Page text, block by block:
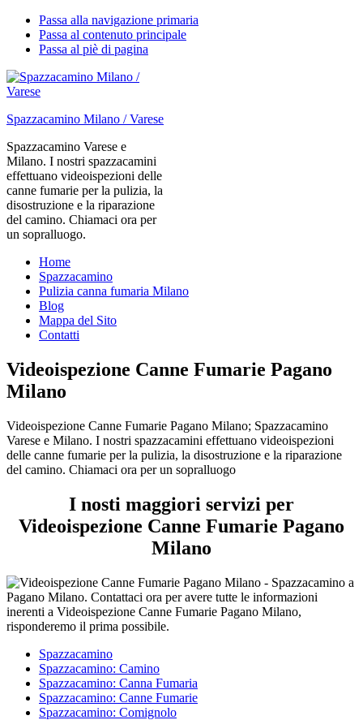
Passa alla navigazione primaria
Passa al contenuto principale
Passa al piè di pagina
Spazzacamino Milano / Varese
Spazzacamino Varese e
Milano. I nostri spazzacamini
effettuano videoispezioni delle
canne fumarie per la pulizia, la
disostruzione e la riparazione
del camino. Chiamaci ora per
un sopralluogo.
Home
Spazzacamino
Pulizia canna fumaria Milano
Blog
Mappa del Sito
Contatti
Videoispezione Canne Fumarie Pagano
Milano
Videoispezione Canne Fumarie Pagano Milano; Spazzacamino
Varese e Milano. I nostri spazzacamini effettuano videoispezioni
delle canne fumarie per la pulizia, la disostruzione e la riparazione
del camino. Chiamaci ora per un sopralluogo
I nosti maggiori servizi per
Videoispezione Canne Fumarie Pagano
Milano
Spazzacamino
Spazzacamino: Camino
Spazzacamino: Canna Fumaria
Spazzacamino: Canne Fumarie
Spazzacamino: Comignolo